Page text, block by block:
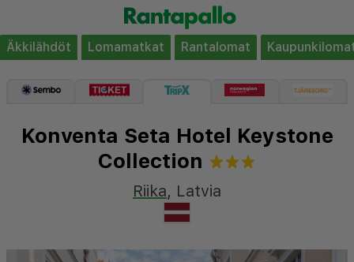
Äkkilähdöt Lomamatkat Rantalomat
Konventa Seta Hotel Keystone
Collection
Riika, Latvia